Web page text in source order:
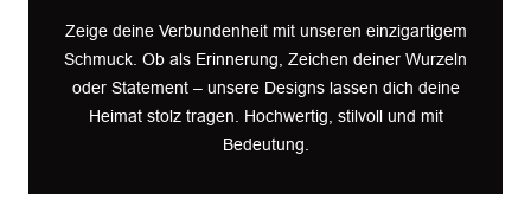
Zeige deine Verbundenheit mit unseren einzigartigem
Schmuck. Ob als Erinnerung, Zeichen deiner Wurzeln
oder Statement – unsere Designs lassen dich deine
Heimat stolz tragen. Hochwertig, stilvoll und mit
Bedeutung.